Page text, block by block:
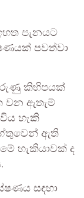
පැනයට
පවත්වා
කිහිපයක්
වන ඇතැම්
හැකි
ඇති
හැකියාවක් ද
සඳහා